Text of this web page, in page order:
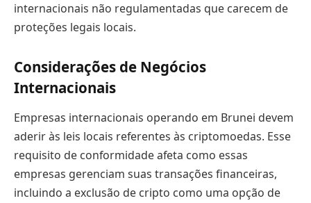
internacionais não regulamentadas que carecem de
proteções legais locais.
Considerações de Negócios
Internacionais
Empresas internacionais operando em Brunei devem
aderir às leis locais referentes às criptomoedas. Esse
requisito de conformidade afeta como essas
empresas gerenciam suas transações financeiras,
incluindo a exclusão de cripto como uma opção de